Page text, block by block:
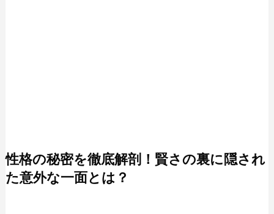
性格の秘密を徹底解剖！賢さの裏に隠され
た意外な一面とは？